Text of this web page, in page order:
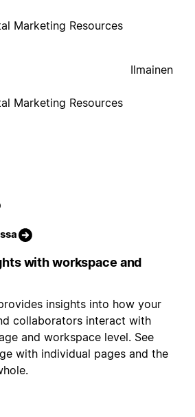
Marketing Resources
Marketing Resources
Ilmainen
with workspace and
insights into how your
collaborators interact with
and workspace level. See
with individual pages and the